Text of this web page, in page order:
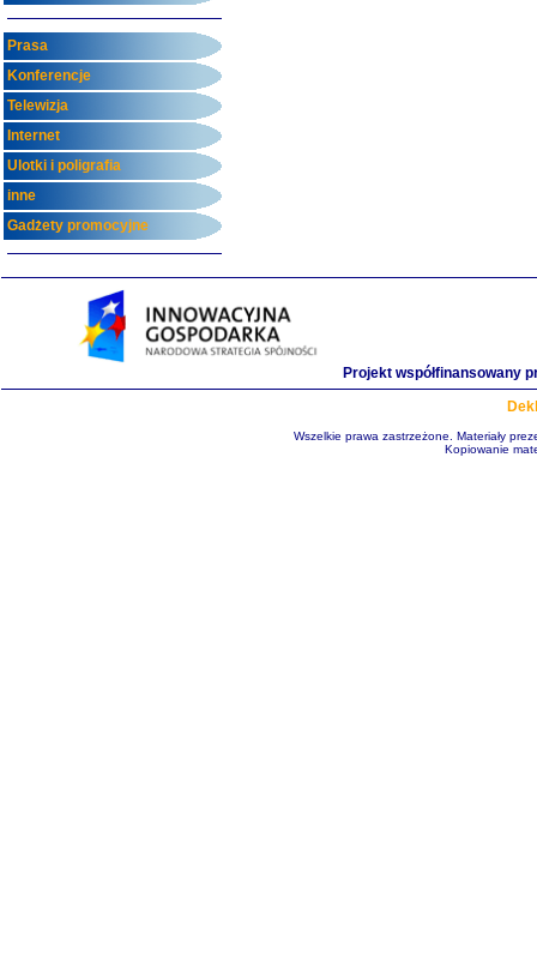
Prasa
Konferencje
Telewizja
Internet
Ulotki i poligrafia
inne
Gadżety promocyjne
Projekt współfinansowany
Wszelkie prawa zastrzeżone. Materiały
Kopiowanie